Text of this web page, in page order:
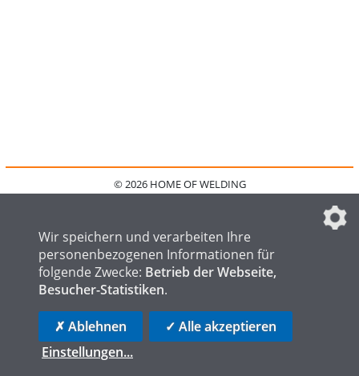
© 2026 HOME OF WELDING
IMPRESSUM
FAQ
DATENSCHUTZEINSTELLUNGEN
HOME OF LOGISTICS
Wir speichern und verarbeiten Ihre
personenbezogenen Informationen für
folgende Zwecke: Betrieb der Webseite,
Besucher-Statistiken.
✗ Ablehnen
✓ Alle akzeptieren
Einstellungen...